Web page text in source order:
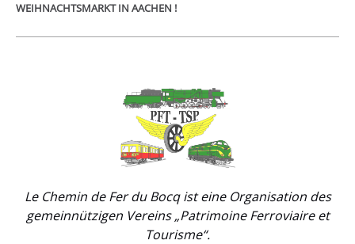
WEIHNACHTSMARKT IN AACHEN !
Le Chemin de Fer du Bocq ist eine Organisation des
gemeinnützigen Vereins „Patrimoine Ferroviaire et
Tourisme“.